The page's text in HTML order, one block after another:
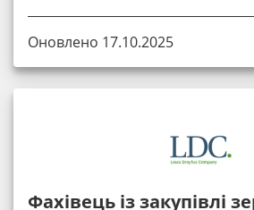
Оновлено 17.10.2025
Фахівець із закупівлі